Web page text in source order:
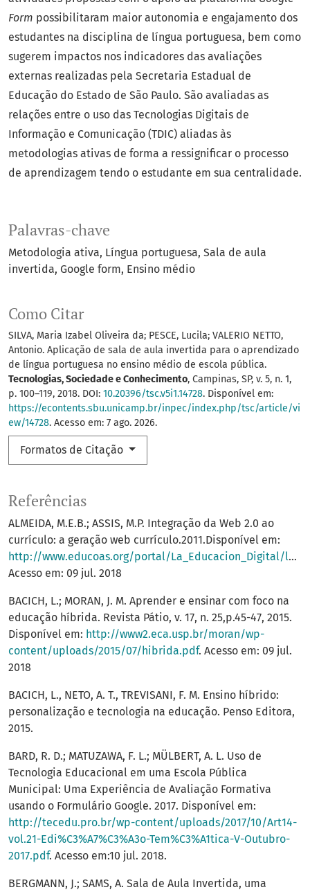
Palavras-chave
Metodologia ativa Língua portuguesa Sala de aula
invertida Google form Ensino médio
Como Citar
SILVA, Maria Izabel Oliveira da; PESCE, Lucila; VALERIO NETTO,
Antonio. Aplicação de sala de aula invertida para o aprendizado
de língua portuguesa no ensino médio de escola pública.
Tecnologias, Sociedade e Conhecimento, Campinas, SP, v. 5, n. 1,
p. 100–119, 2018. DOI: 10.20396/tsc.v5i1.14728. Disponível em:
https://econtents.sbu.unicamp.br/inpec/index.php/tsc/article/vi
ew/14728. Acesso em: 7 ago. 2026.
Formatos de Citação
Form possibilitaram maior autonomia e engajamento dos
estudantes na disciplina de língua portuguesa, bem como
sugerem impactos nos indicadores das avaliações
externas realizadas pela Secretaria Estadual de
Educação do Estado de São Paulo. São avaliadas as
relações entre o uso das Tecnologias Digitais de
Informação e Comunicação (TDIC) aliadas às
metodologias ativas de forma a ressignificar o processo
de aprendizagem tendo o estudante em sua centralidade.
Referências
ALMEIDA, M.E.B.; ASSIS, M.P. Integração da Web 2.0 ao
currículo: a geração web currículo.2011.Disponível em:
http://www.educoas.org/portal/La_Educacion_Digital/laeducacion_145/articles/ART_bianconcini_ES.pdf
Acesso em: 09 jul. 2018
BACICH, L.; MORAN, J. M. Aprender e ensinar com foco na
educação híbrida. Revista Pátio, v. 17, n. 25,p.45-47, 2015.
Disponível em: http://www2.eca.usp.br/moran/wp-
content/uploads/2015/07/hibrida.pdf. Acesso em: 09 jul.
2018
BACICH, L., NETO, A. T., TREVISANI, F. M. Ensino híbrido:
personalização e tecnologia na educação. Penso Editora,
2015.
BARD, R. D.; MATUZAWA, F. L.; MÜLBERT, A. L. Uso de
Tecnologia Educacional em uma Escola Pública
Municipal: Uma Experiência de Avaliação Formativa
usando o Formulário Google. 2017. Disponível em:
http://tecedu.pro.br/wp-content/uploads/2017/10/Art14-
vol.21-Edi%C3%A7%C3%A3o-Tem%C3%A1tica-V-Outubro-
2017.pdf. Acesso em:10 jul. 2018.
BERGMANN, J.; SAMS, A. Sala de Aula Invertida, uma